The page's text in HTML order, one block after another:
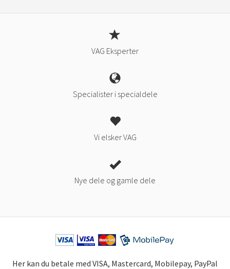
VAG Eksperter
Specialister i specialdele
Vi elsker VAG
Nye dele og gamle dele
Her kan du betale med VISA, Mastercard, Mobilepay, PayPal